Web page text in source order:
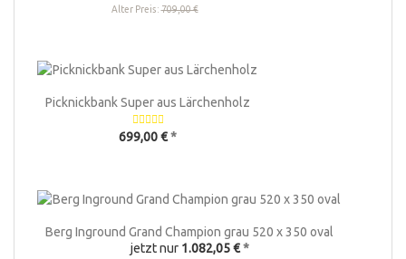
Alter Preis:709,00 €
Picknickbank Super aus Lärchenholz
699,00 €*
Berg Inground Grand Champion grau 520 x 350 oval
jetzt nur 1.082,05 € *